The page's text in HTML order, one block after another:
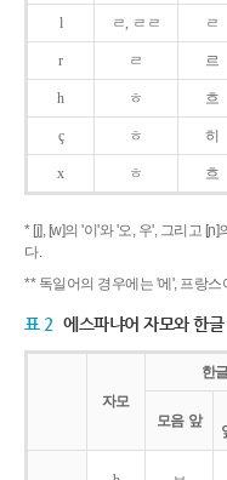
l ㄹ, ㄹㄹ ㄹ
r ㄹ 르
h ㅎ 흐
ç ㅎ 히
x ㅎ 흐
* [j], [w]의 '이'와 '오, 우', 그리고
다.
** 독일어의 경우에는 '에', 프랑
표 2 에스파냐어 자모와 한
자모
한
모음 앞